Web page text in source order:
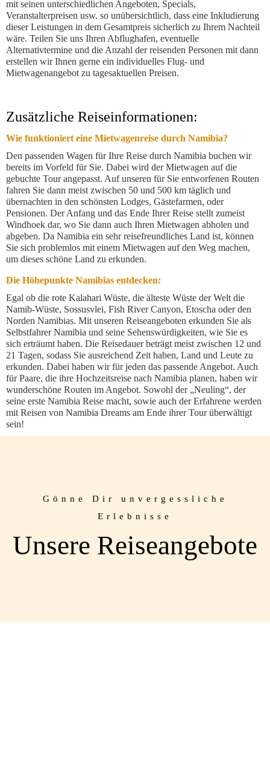
mit seinen unterschiedlichen Angeboten, Specials,
Veranstalterpreisen usw. so unübersichtlich, dass eine Inkludierung
dieser Leistungen in dem Gesamtpreis sicherlich zu Ihrem Nachteil
wäre. Teilen Sie uns Ihren Abflughafen, eventuelle
Alternativtermine und die Anzahl der reisenden Personen mit dann
erstellen wir Ihnen gerne ein individuelles Flug- und
Mietwagenangebot zu tagesaktuellen Preisen.
Zusätzliche Reiseinformationen:
Wie funktioniert eine Mietwagenreise durch Namibia?
Den passenden Wagen für Ihre Reise durch Namibia buchen wir
bereits im Vorfeld für Sie. Dabei wird der Mietwagen auf die
gebuchte Tour angepasst. Auf unseren für Sie entworfenen Routen
fahren Sie dann meist zwischen 50 und 500 km täglich und
übernachten in den schönsten Lodges, Gästefarmen, oder
Pensionen. Der Anfang und das Ende Ihrer Reise stellt zumeist
Windhoek dar, wo Sie dann auch Ihren Mietwagen abholen und
abgeben. Da Namibia ein sehr reisefreundliches Land ist, können
Sie sich problemlos mit einem Mietwagen auf den Weg machen,
um dieses schöne Land zu erkunden.
Die Höhepunkte Namibias entdecken:
Egal ob die rote Kalahari Wüste, die älteste Wüste der Welt die
Namib-Wüste, Sossusvlei, Fish River Canyon, Etoscha oder den
Norden Namibias. Mit unseren Reiseangeboten erkunden Sie als
Selbstfahrer Namibia und seine Sehenswürdigkeiten, wie Sie es
sich erträumt haben. Die Reisedauer beträgt meist zwischen 12 und
21 Tagen, sodass Sie ausreichend Zeit haben, Land und Leute zu
erkunden. Dabei haben wir für jeden das passende Angebot. Auch
für Paare, die ihre Hochzeitsreise nach Namibia planen, haben wir
wunderschöne Routen im Angebot. Sowohl der „Neuling“, der
seine erste Namibia Reise macht, sowie auch der Erfahrene werden
mit Reisen von Namibia Dreams am Ende ihrer Tour überwältigt
sein!
Gönne Dir unvergessliche
Erlebnisse
Unsere Reiseangebote